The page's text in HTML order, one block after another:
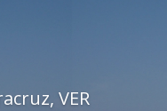
VER